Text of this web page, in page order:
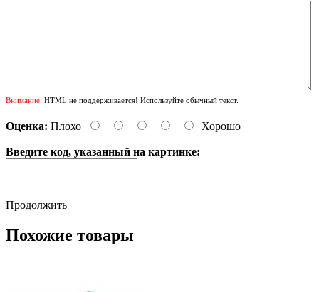
Внимание: HTML не поддерживается! Используйте обычный текст.
Оценка: Плохо Хорошо
Введите код, указанный на картинке:
Продолжить
Похожие товары